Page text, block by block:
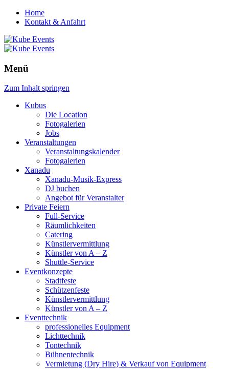
Home
Kontakt & Anfahrt
Menü
Zum Inhalt springen
Kubus
Die Location
Fotogalerien
Jobs
Veranstaltungen
Veranstaltungskalender
Fotogalerien
Xanadu
Xanadu-Musik-Express
DJ buchen
Angebot für Veranstalter
Private Feiern
Full-Service
Räumlichkeiten
Catering
Künstlervermittlung
Künstler von A – Z
Shuttle-Service
Eventkonzepte
Stadtfeste
Schützenfeste
Künstlervermittlung
Künstler von A – Z
Eventtechnik
professionelles Equipment
Lichttechnik
Tontechnik
Bühnentechnik
Vermietung (Dry Hire) & Verkauf von Equipment